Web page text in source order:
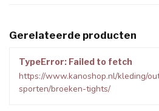
Gerelateerde producten
TypeError: Failed to fetch
https://www.kanoshop.nl/kleding/
sporten/broeken-tights/